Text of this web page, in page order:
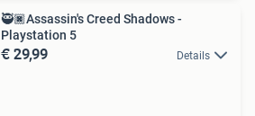
🥷🏿Assassin's Creed Shadows -
Playstation 5
€ 29,99 Details